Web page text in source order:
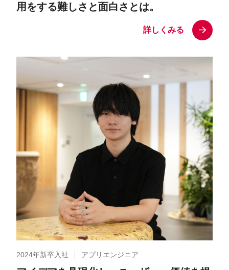
用をする難しさと面白さとは。
詳しくみる
2024年新卒入社 アプリエンジニア